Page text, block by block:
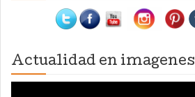
Actualidad en imagenes